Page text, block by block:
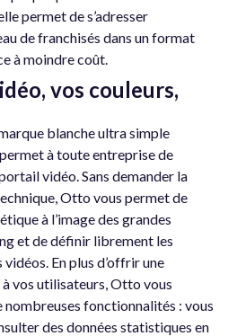
permet de s’adresser
de franchisés dans un format
à moindre coût.
vos couleurs,
blanche ultra simple
à toute entreprise de
vidéo. Sans demander la
Otto vous permet de
à l’image des grandes
et de définir librement les
En plus d’offrir une
vos utilisateurs, Otto vous
fonctionnalités : vous
des données statistiques en